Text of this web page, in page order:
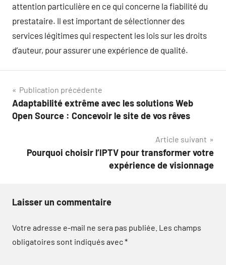
attention particulière en ce qui concerne la fiabilité du
prestataire. Il est important de sélectionner des
services légitimes qui respectent les lois sur les droits
d’auteur, pour assurer une expérience de qualité.
Navigation
de
Publication précédente
Adaptabilité extrême avec les solutions Web
Open Source : Concevoir le site de vos rêves
Article suivant
Pourquoi choisir l’IPTV pour transformer votre
expérience de visionnage
Laisser un commentaire
Votre adresse e-mail ne sera pas publiée. Les champs
obligatoires sont indiqués avec*